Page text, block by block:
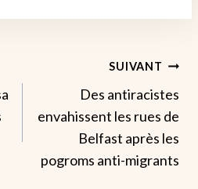
SUIVANT
Des antiracistes
envahissent les rues de
Belfast après les
pogroms anti-migrants